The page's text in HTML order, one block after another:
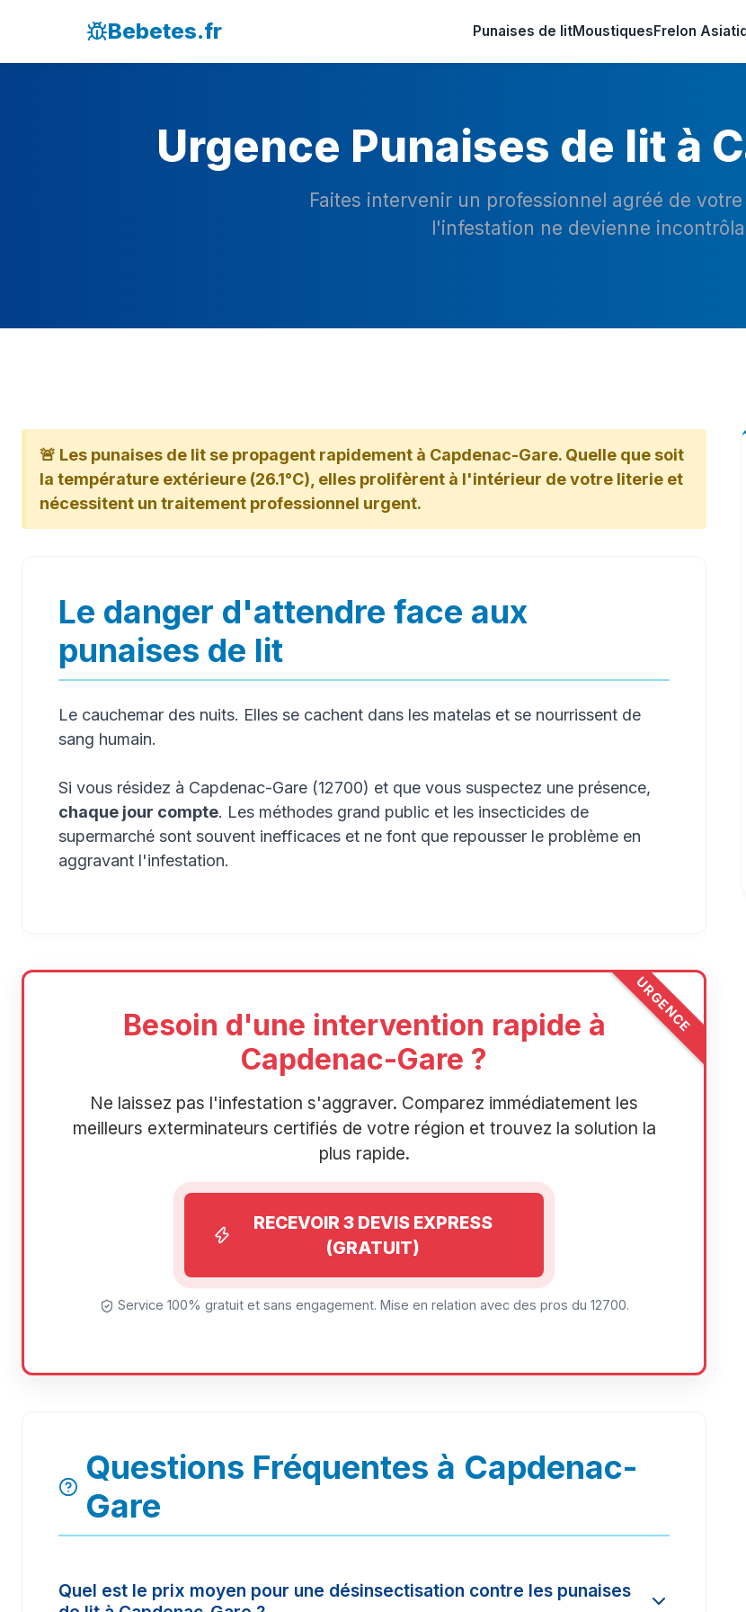
Bebetes.fr Punaises de litMoustiquesFrelon
Urgence Punaises de lit à
Faites intervenir un professionnel agréé de
l'infestation ne devienne
🚨 Les punaises de lit se propagent rapidement à Capdenac-Gare. Quelle que soit
la température extérieure (26.1°C), elles prolifèrent à l'intérieur de votre literie et
nécessitent un traitement professionnel urgent.
Le danger d'attendre face aux
punaises de lit
Le cauchemar des nuits. Elles se cachent dans les matelas et se nourrissent de
sang humain.
Si vous résidez à Capdenac-Gare (12700) et que vous suspectez une présence,
chaque jour compte. Les méthodes grand public et les insecticides de
supermarché sont souvent inefficaces et ne font que repousser le problème en
aggravant l'infestation.
URGENCE
Besoin d'une intervention rapide à
Capdenac-Gare ?
Ne laissez pas l'infestation s'aggraver. Comparez immédiatement les
meilleurs exterminateurs certifiés de votre région et trouvez la solution la
plus rapide.
RECEVOIR 3 DEVIS EXPRESS
(GRATUIT)
Service 100% gratuit et sans engagement. Mise en relation avec des pros du 12700.
Questions Fréquentes à Capdenac-
Gare
Quel est le prix moyen pour une désinsectisation contre les punaises